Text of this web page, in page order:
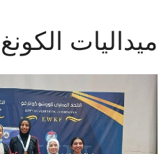
ميداليات